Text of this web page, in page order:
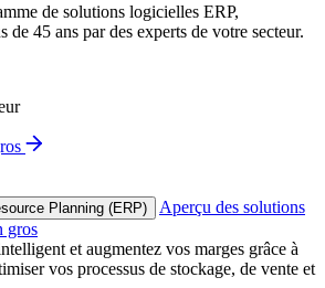
de solutions logicielles ERP,
de 45 ans par des experts de votre secteur.
Planning (ERP)
Aperçu des solutions
gros
et augmentez vos marges grâce à
vos processus de stockage, de vente et